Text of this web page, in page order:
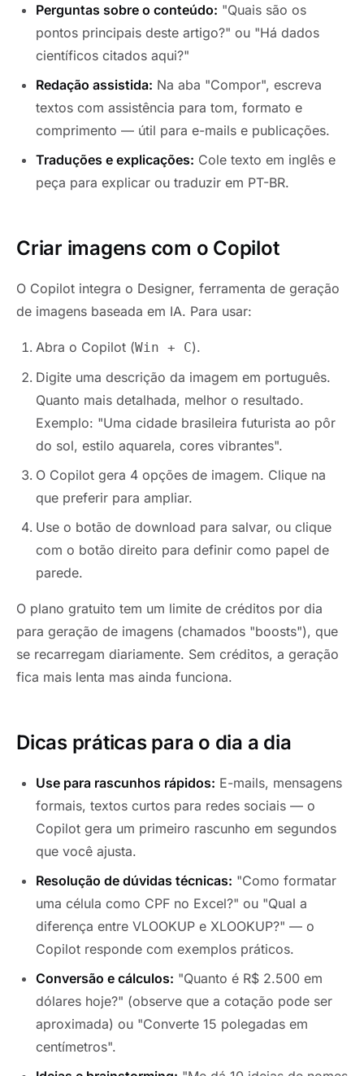
Perguntas sobre o conteúdo: "Quais são os
pontos principais deste artigo?" ou "Há dados
científicos citados aqui?"
Redação assistida: Na aba "Compor", escreva
textos com assistência para tom, formato e
comprimento — útil para e-mails e publicações.
Traduções e explicações: Cole texto em inglês e
peça para explicar ou traduzir em PT-BR.
Criar imagens com o Copilot
O Copilot integra o Designer, ferramenta de geração
de imagens baseada em IA. Para usar:
Abra o Copilot (Win + C).
Digite uma descrição da imagem em português.
Quanto mais detalhada, melhor o resultado.
Exemplo: "Uma cidade brasileira futurista ao pôr
do sol, estilo aquarela, cores vibrantes".
O Copilot gera 4 opções de imagem. Clique na
que preferir para ampliar.
Use o botão de download para salvar, ou clique
com o botão direito para definir como papel de
parede.
O plano gratuito tem um limite de créditos por dia
para geração de imagens (chamados "boosts"), que
se recarregam diariamente. Sem créditos, a geração
fica mais lenta mas ainda funciona.
Dicas práticas para o dia a dia
Use para rascunhos rápidos: E-mails, mensagens
formais, textos curtos para redes sociais — o
Copilot gera um primeiro rascunho em segundos
que você ajusta.
Resolução de dúvidas técnicas: "Como formatar
uma célula como CPF no Excel?" ou "Qual a
diferença entre VLOOKUP e XLOOKUP?" — o
Copilot responde com exemplos práticos.
Conversão e cálculos: "Quanto é R$ 2.500 em
dólares hoje?" (observe que a cotação pode ser
aproximada) ou "Converte 15 polegadas em
centímetros".